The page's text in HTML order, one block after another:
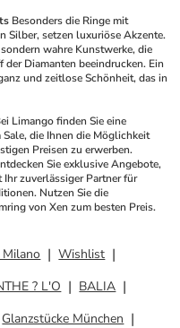
Besonders die Ringe mit
Silber, setzen luxuriöse Akzente.
wahre Kunstwerke, die
Diamanten beeindrucken. Ein
und zeitlose Schönheit, das in
Limango finden Sie eine
die Ihnen die Möglichkeit
Preisen zu erwerben.
Sie exklusive Angebote,
zuverlässiger Partner für
Nutzen Sie die
von Xen zum besten Preis.
Wishlist
? L'O
BALIA
Glanzstücke München